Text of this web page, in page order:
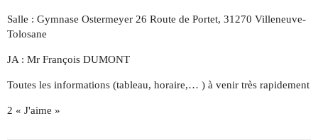
Salle : Gymnase Ostermeyer 26 Route de Portet, 31270 Villeneuve-
Tolosane
JA : Mr François DUMONT
Toutes les informations (tableau, horaire,… ) à venir très rapidement
2 « J'aime »